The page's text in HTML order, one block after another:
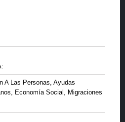
A Las Personas Ayudas
Economía Social
Migraciones